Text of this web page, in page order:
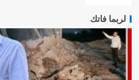
لربما فاتك